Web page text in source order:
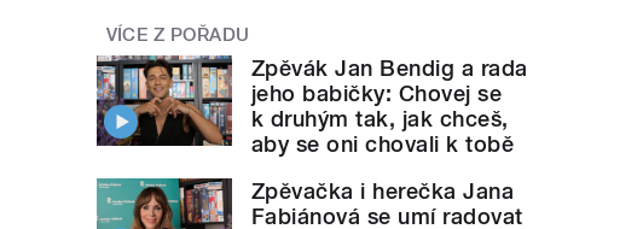
VÍCE Z POŘADU
Zpěvák Jan Bendig a rada
jeho babičky: Chovej se
k druhým tak, jak chceš,
aby se oni chovali k tobě
Zpěvačka i herečka Jana
Fabiánová se umí radovat